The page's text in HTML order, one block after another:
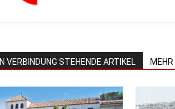
IN VERBINDUNG STEHENDE ARTIKEL